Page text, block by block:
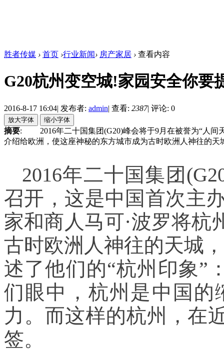
胜者传媒 › 首页 ›行业新闻› 房产家居 › 查看内容
G20杭州变空城!家园安全你要
2016-8-17 16:04| 发布者: admin| 查看: 2387| 评论: 0
摘要: 2016年二十国集团(G20)峰会将于9月在被誉为“人间天
介绍给欧洲，使这座神秘的东方城市成为古时欧洲人神往的天
2016年二十国集团
召开，这是中国首次主
家和商人马可·波罗将
古时欧洲人神往的天城
述了他们的“杭州印象”
们眼中，杭州是中国的
力。而这样的杭州，在
签。